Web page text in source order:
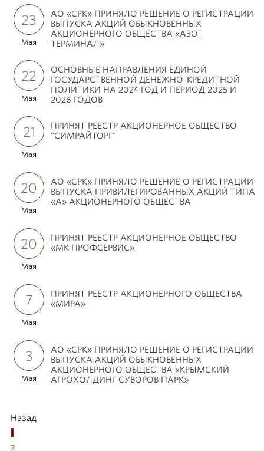
23
Мая
АО «СРК» ПРИНЯЛО РЕШЕНИЕ О РЕГИСТРАЦИИ
ВЫПУСКА АКЦИЙ ОБЫКНОВЕННЫХ
АКЦИОНЕРНОГО ОБЩЕСТВА «АЗОТ
ТЕРМИНАЛ»
22
Мая
ОСНОВНЫЕ НАПРАВЛЕНИЯ ЕДИНОЙ
ГОСУДАРСТВЕННОЙ ДЕНЕЖНО-КРЕДИТНОЙ
ПОЛИТИКИ НА 2024 ГОД И ПЕРИОД 2025 И
2026 ГОДОВ
21
Мая
ПРИНЯТ РЕЕСТР АКЦИОНЕРНОЕ ОБЩЕСТВО
"СИМРАЙТОРГ"
20
Мая
АО «СРК» ПРИНЯЛО РЕШЕНИЕ О РЕГИСТРАЦИИ
ВЫПУСКА ПРИВИЛЕГИРОВАННЫХ АКЦИЙ ТИПА
«А» АКЦИОНЕРНОГО ОБЩЕСТВА
20
Мая
ПРИНЯТ РЕЕСТР АКЦИОНЕРНОЕ ОБЩЕСТВО
«МК ПРОФСЕРВИС»
7
Мая
ПРИНЯТ РЕЕСТР АКЦИОНЕРНОГО ОБЩЕСТВА
«МИРА»
3
Мая
АО «СРК» ПРИНЯЛО РЕШЕНИЕ О РЕГИСТРАЦИИ
ВЫПУСКА АКЦИЙ ОБЫКНОВЕННЫХ
АКЦИОНЕРНОГО ОБЩЕСТВА «КРЫМСКИЙ
АГРОХОЛДИНГ СУВОРОВ ПАРК»
Назад
1
2